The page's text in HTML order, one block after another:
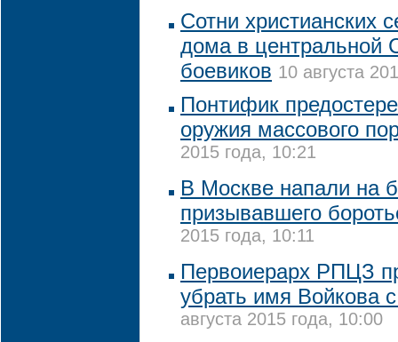
Сотни христианских
дома в центральной
боевиков 10 августа
Понтифик
оружия массового
2015 года, 10:21
В Москве напали на
призывавшего
2015 года, 10:11
Первоиерарх РПЦЗ
убрать имя Войкова
августа 2015 года, 10:00